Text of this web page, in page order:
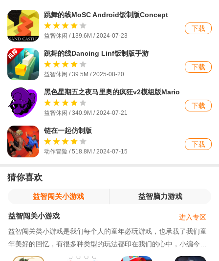
跳舞的线MoSC Android饭制版Concept
Line
益智休闲 / 139.6M / 2024-07-23
下载
跳舞的线Dancing Linf饭制版手游
益智休闲 / 39.5M / 2025-08-20
下载
黑色星期五之夜马里奥的疯狂v2模组版Mario
益智休闲 / 340.9M / 2024-07-21
下载
链在一起仿制版
动作冒险 / 518.8M / 2024-07-15
下载
猜你喜欢
益智闯关小游戏 益智脑力游戏
益智闯关小游戏
益智闯关类小游戏是我们每个人的童年必玩游戏，也承载了我们童
年美好的回忆，有很多种类型的玩法都印在我们的心中，小编今天
带来了多款游戏，游戏关卡都十分的有趣味性，一
进入专区